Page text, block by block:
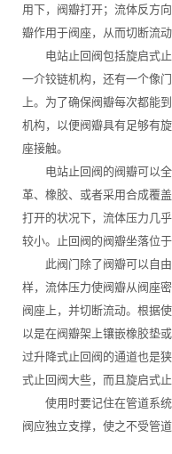
用下，阀瓣打开；流体反方
瓣作用于阀座，从而切断流动
电站止回阀包括旋启式止
一介铰链机构，还有一个像
上。为了确保阀瓣每次都能
机构，以便阀瓣具有足够有
座接触。
电站止回阀的阀瓣可以全
革、橡胶、或者采用合成覆
打开的状况下，流体压力几
较小。止回阀的阀瓣坐落位
此阀门除了阀瓣可以自由
样，流体压力使阀瓣从阀座
阀座上，并切断流动。根据
以是在阀瓣架上镶嵌橡胶垫
过升降式止回阀的通道也是
式止回阀大些，而且旋启式
使用时要记住在管道系统
阀应独立支撑，使之不受管